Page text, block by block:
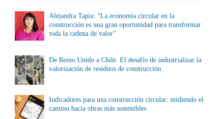
Alejandra Tapia: “La economía circular en la
construcción es una gran oportunidad para transformar
toda la cadena de valor”
De Reino Unido a Chile: El desafío de industrializar la
valorización de residuos de construcción
Indicadores para una construcción circular: midiendo el
camino hacia obras más sostenibles